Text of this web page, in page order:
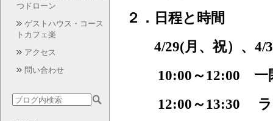
つドローン
ゲストハウス・コース
トカフェ楽
アクセス
問い合わせ
２．日程と時間
4/29(月、祝）、4/
10:00～12:00 一
12:00～13:30 ラン